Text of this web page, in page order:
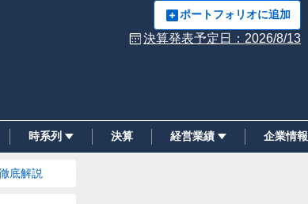
ポートフォリオに追加
決算発表予定日： 2026/8/13
時系列 決算 経営業績 企業情報
底解説